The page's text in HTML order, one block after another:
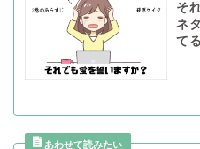
そ
ネ
て